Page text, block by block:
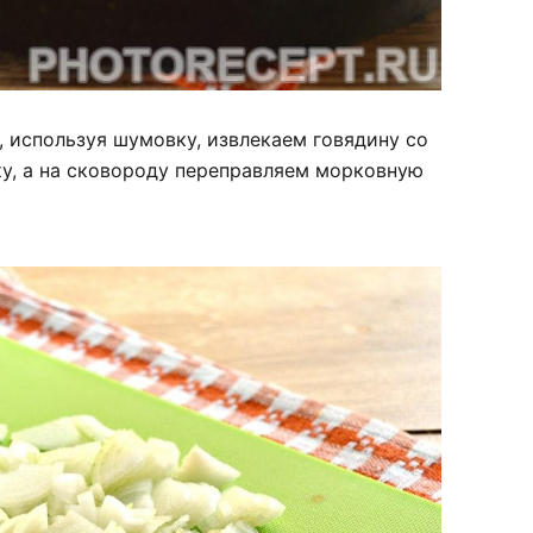
шумовку, извлекаем говядину со
а на сковороду переправляем морковную